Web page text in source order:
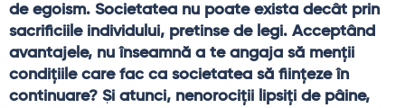
de egoism. Societatea nu poate exista decât prin
sacrificiile individului, pretinse de legi. Acceptând
avantajele, nu înseamnă a te angaja să menţii
condiţiile care fac ca societatea să fiinţeze în
continuare? Şi atunci, nenorociţii lipsiţi de pâine,